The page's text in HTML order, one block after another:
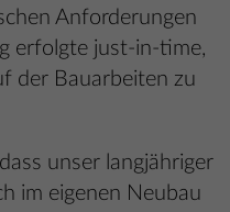
Anforderungen
erfolgte just-in-time,
der Bauarbeiten zu
unser langjähriger
im eigenen Neubau